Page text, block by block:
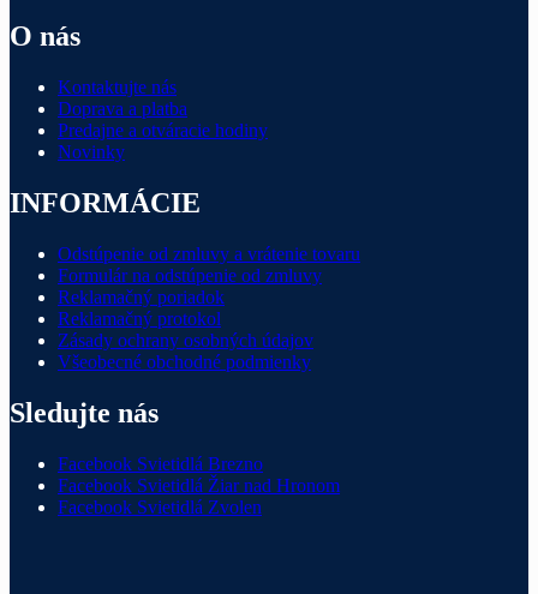
O nás
Kontaktujte nás
Doprava a platba
Predajne a otváracie hodiny
Novinky
INFORMÁCIE
Odstúpenie od zmluvy a vrátenie tovaru
Formulár na odstúpenie od zmluvy
Reklamačný poriadok
Reklamačný protokol
Zásady ochrany osobných údajov
Všeobecné obchodné podmienky
Sledujte nás
Facebook Svietidlá Brezno
Facebook Svietidlá Žiar nad Hronom
Facebook Svietidlá Zvolen